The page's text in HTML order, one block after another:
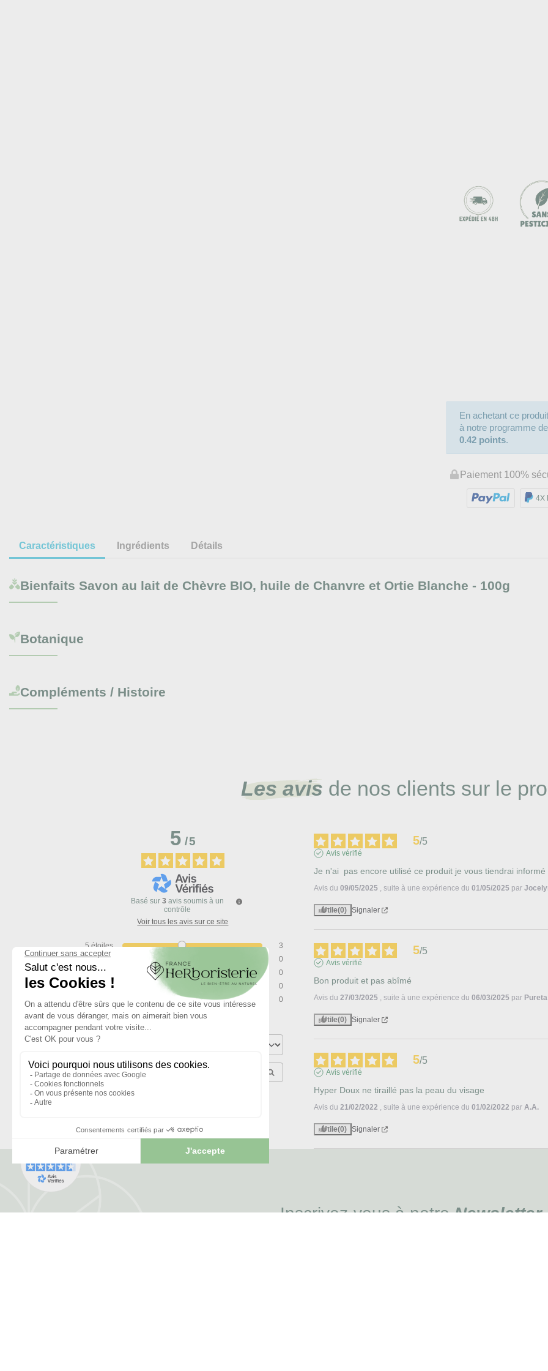
En achetant ce
à notre programme
0.42 points.
Paiement 100%
4X
Caractéristiques Ingrédients Détails
Bienfaits Savon au lait de Chèvre BIO, huile de Chanvre et Ortie Blanche - 100g
Botanique
Compléments / Histoire
Les avis de nos clients sur le
5/5
Basé sur 3 avis soumis à un
contrôle
Voir tous les avis sur ce site
5étoiles
3
4étoiles
0
3étoiles
0
2étoiles
0
étoile 0
Trier les avis
5/5
Avis vérifié
Je n'ai  pas encore utilisé ce produit je vous tiendrai informé
Avis du 09/05/2025 , suite à une expérience du 01/05/2025 par
Utile(0) Signaler
5/5
Avis vérifié
Bon produit et pas abîmé
Avis du 27/03/2025 , suite à une expérience du 06/03/2025 par
Utile(0) Signaler
5/5
Avis vérifié
Hyper Doux ne tiraillé pas la peau du visage
Avis du 21/02/2022 , suite à une expérience du 01/02/2022 par A.A.
Utile(0) Signaler
Inscrivez-vous à notreNewsletter